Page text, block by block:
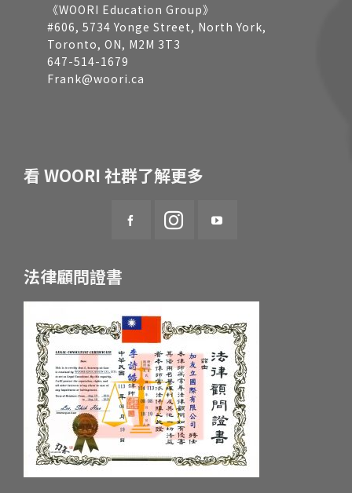
《WOORI Education Group》
#606, 5734 Yonge Street, North York,
Toronto, ON, M2M 3T3
647-514-1679
Frank@woori.ca
看 WOORI 社群了解更多
法律顧問證書